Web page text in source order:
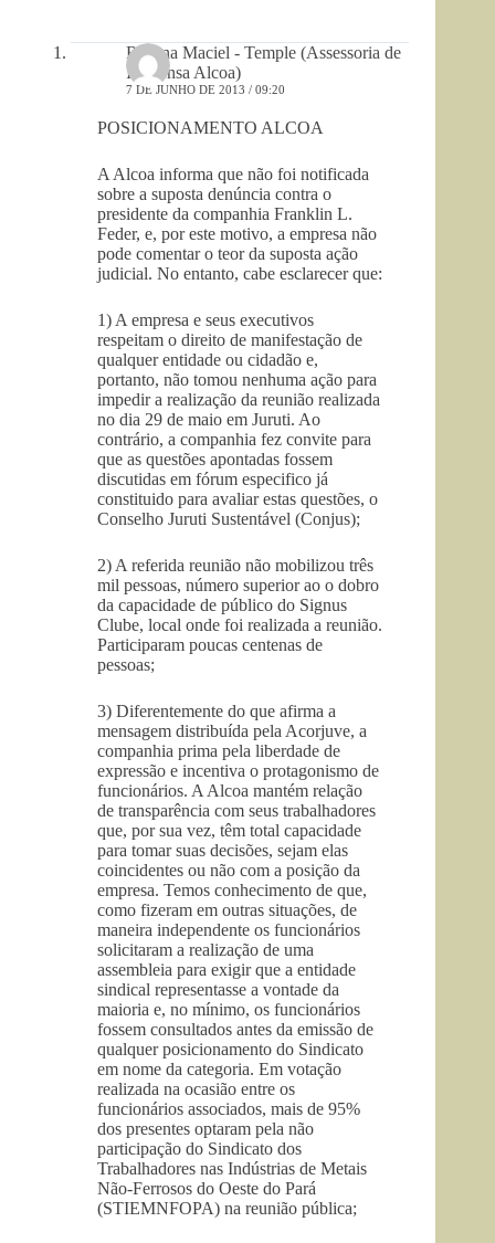
Rosana Maciel - Temple (Assessoria de
Imprensa Alcoa)
7 DE JUNHO DE 2013 / 09:20
POSICIONAMENTO ALCOA
A Alcoa informa que não foi notificada
sobre a suposta denúncia contra o
presidente da companhia Franklin L.
Feder, e, por este motivo, a empresa não
pode comentar o teor da suposta ação
judicial. No entanto, cabe esclarecer que:
1) A empresa e seus executivos
respeitam o direito de manifestação de
qualquer entidade ou cidadão e,
portanto, não tomou nenhuma ação para
impedir a realização da reunião realizada
no dia 29 de maio em Juruti. Ao
contrário, a companhia fez convite para
que as questões apontadas fossem
discutidas em fórum especifico já
constituido para avaliar estas questões, o
Conselho Juruti Sustentável (Conjus);
2) A referida reunião não mobilizou três
mil pessoas, número superior ao o dobro
da capacidade de público do Signus
Clube, local onde foi realizada a reunião.
Participaram poucas centenas de
pessoas;
3) Diferentemente do que afirma a
mensagem distribuída pela Acorjuve, a
companhia prima pela liberdade de
expressão e incentiva o protagonismo de
funcionários. A Alcoa mantém relação
de transparência com seus trabalhadores
que, por sua vez, têm total capacidade
para tomar suas decisões, sejam elas
coincidentes ou não com a posição da
empresa. Temos conhecimento de que,
como fizeram em outras situações, de
maneira independente os funcionários
solicitaram a realização de uma
assembleia para exigir que a entidade
sindical representasse a vontade da
maioria e, no mínimo, os funcionários
fossem consultados antes da emissão de
qualquer posicionamento do Sindicato
em nome da categoria. Em votação
realizada na ocasião entre os
funcionários associados, mais de 95%
dos presentes optaram pela não
participação do Sindicato dos
Trabalhadores nas Indústrias de Metais
Não-Ferrosos do Oeste do Pará
(STIEMNFOPA) na reunião pública;